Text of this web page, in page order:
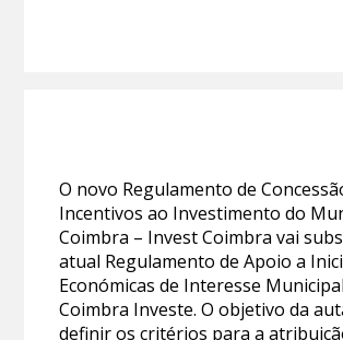
O novo Regulamento de
Incentivos ao Investimento do
Coimbra – Invest Coimbra vai
atual Regulamento de Apoio a
Económicas de Interesse
Coimbra Investe. O objetivo da
definir os critérios para a